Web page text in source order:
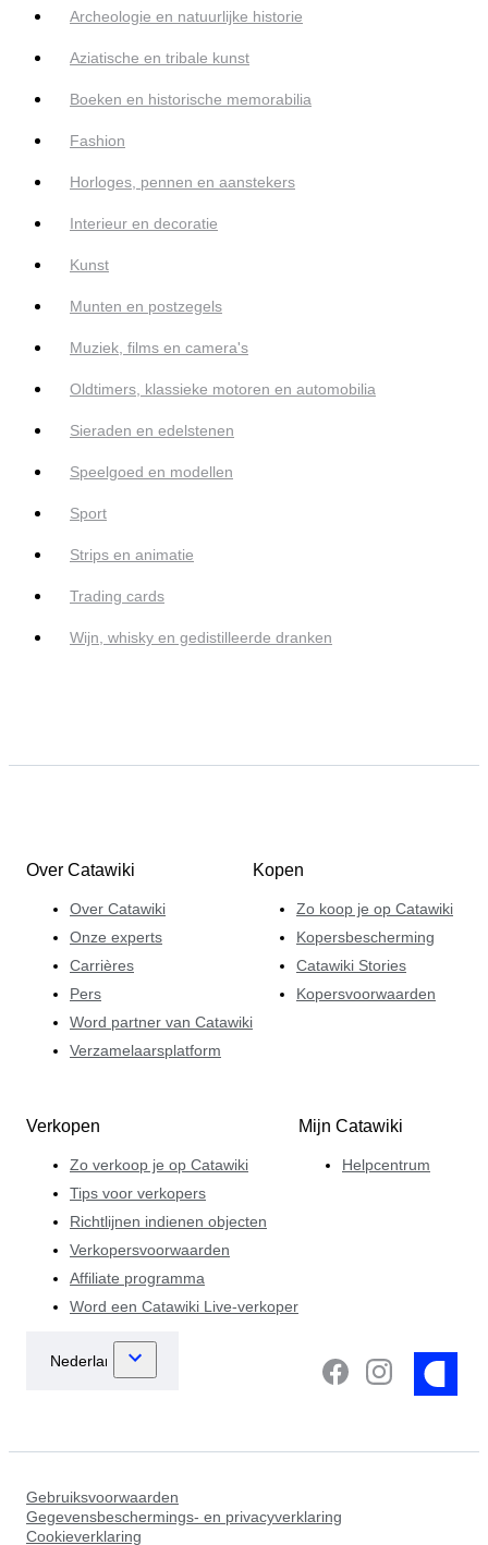
Archeologie en natuurlijke historie
Aziatische en tribale kunst
Boeken en historische memorabilia
Fashion
Horloges, pennen en aanstekers
Interieur en decoratie
Kunst
Munten en postzegels
Muziek, films en camera's
Oldtimers, klassieke motoren en automobilia
Sieraden en edelstenen
Speelgoed en modellen
Sport
Strips en animatie
Trading cards
Wijn, whisky en gedistilleerde dranken
Over Catawiki
Over Catawiki
Onze experts
Carrières
Pers
Word partner van Catawiki
Verzamelaarsplatform
Kopen
Zo koop je op Catawiki
Kopersbescherming
Catawiki Stories
Kopersvoorwaarden
Verkopen
Zo verkoop je op Catawiki
Tips voor verkopers
Richtlijnen indienen objecten
Verkopersvoorwaarden
Affiliate programma
Word een Catawiki Live-verkoper
Mijn Catawiki
Helpcentrum
Gebruiksvoorwaarden
Gegevensbeschermings- en privacyverklaring
Cookieverklaring